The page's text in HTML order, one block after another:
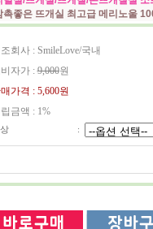
촉좋은 뜨개실 최고급 메리노울
회사 : SmileLove/국내
자가 :9,000원
가격 : 5,600원
금액 : 1%
: